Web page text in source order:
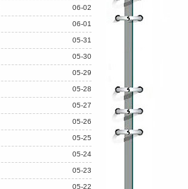
06-02
06-01
05-31
05-30
05-29
05-28
05-27
05-26
05-25
05-24
05-23
05-22